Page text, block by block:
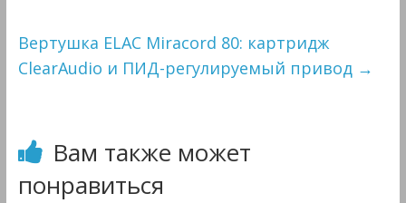
Вертушка ELAC Miracord 80: картридж
ClearAudio и ПИД-регулируемый привод →
Вам также может
понравиться